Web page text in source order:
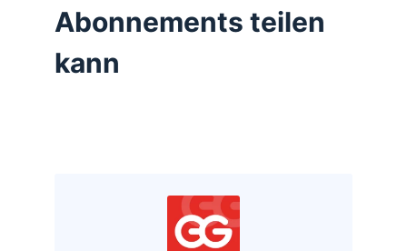
Abonnements teilen
kann